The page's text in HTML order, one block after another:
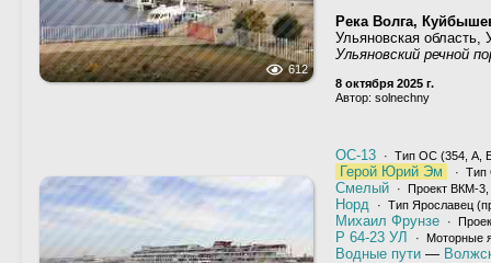
612
Река Волга,
Ульяновская область,
Ульяновский речной
8 октября 2025 г.
Автор: solnechny
ОС-13 · Тип ОС (354, А,
Герой Юрий Эм · Тип
Смелый · Проект ВКМ-
Норд · Тип Ярославец
Михаил Фрунзе ·
Р 64-23 УЛ · Моторные
Водные пути —